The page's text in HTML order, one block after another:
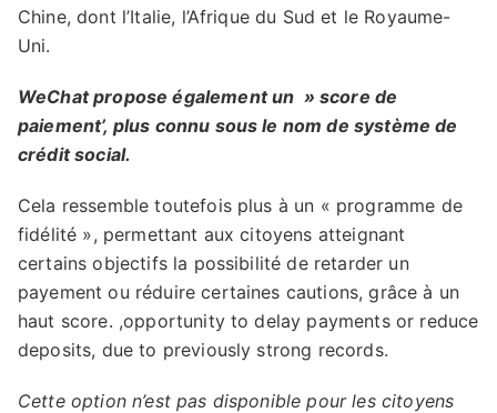
Chine, dont l’Italie, l’Afrique du Sud et le Royaume-
Uni.
WeChat propose également un » score de
paiement’, plus connu sous le nom de système de
crédit social.
Cela ressemble toutefois plus à un « programme de
fidélité », permettant aux citoyens atteignant
certains objectifs la possibilité de retarder un
payement ou réduire certaines cautions, grâce à un
haut score. ,opportunity to delay payments or reduce
deposits, due to previously strong records.
Cette option n’est pas disponible pour les citoyens